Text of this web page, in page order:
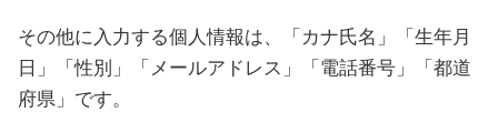
その他に入力する個人情報は、「カナ氏名」「生年月
日」「性別」「メールアドレス」「電話番号」「都道
府県」です。